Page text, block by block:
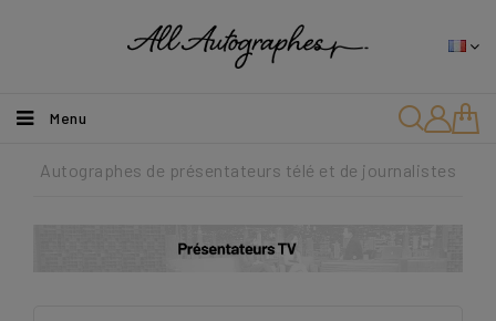
Menu
Autographes de présentateurs télé et de journalistes